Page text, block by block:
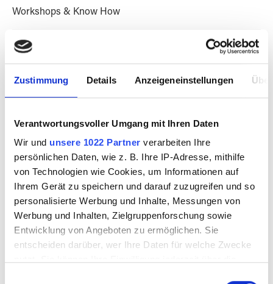
Zustimmung Details Anzeigeneinstellungen
Verantwortungsvoller Umgang mit Ihren Daten
Wir und unsere 1022 Partner verarbeiten Ihre
persönlichen Daten, wie z. B. Ihre IP-Adresse, mithilfe
von Technologien wie Cookies, um Informationen auf
Ihrem Gerät zu speichern und darauf zuzugreifen und so
personalisierte Werbung und Inhalte, Messungen von
Werbung und Inhalten, Zielgruppenforschung sowie
Entwicklung von Angeboten zu ermöglichen. Sie
entscheiden darüber, wer Ihre Daten für welche Zwecke
Workshops & Know How
Arrange a visit
Magazines & Culture
SALE SALE